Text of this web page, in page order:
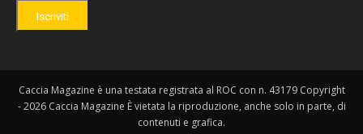
Iscriviti
Caccia Magazine è una testata registrata al ROC con n. 43179 Copyright
- 2026 Caccia Magazine È vietata la riproduzione, anche solo in parte, di
contenuti e grafica.